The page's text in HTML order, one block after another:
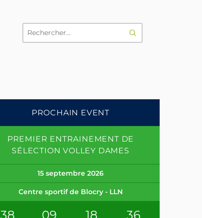
PROCHAIN EVENT
PREMIER ENTRAINEMENT DE
SÉLECTION VOLLEY DAMES
15 septembre 2026
Centre sportif de Blocry - LLN
38 09 18 35